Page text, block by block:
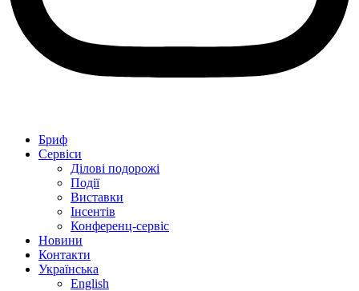
Бриф
Сервіси
Ділові подорожі
Події
Виставки
Інсентів
Конференц-сервіс
Новини
Контакти
Українська
English